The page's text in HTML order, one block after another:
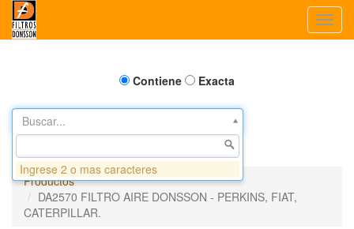
Contiene Exacta
Buscar...
Productos
DA2570 FILTRO AIRE DONSSON - PERKINS, FIAT,
CATERPILLAR.
Ingrese 2 o mas caracteres